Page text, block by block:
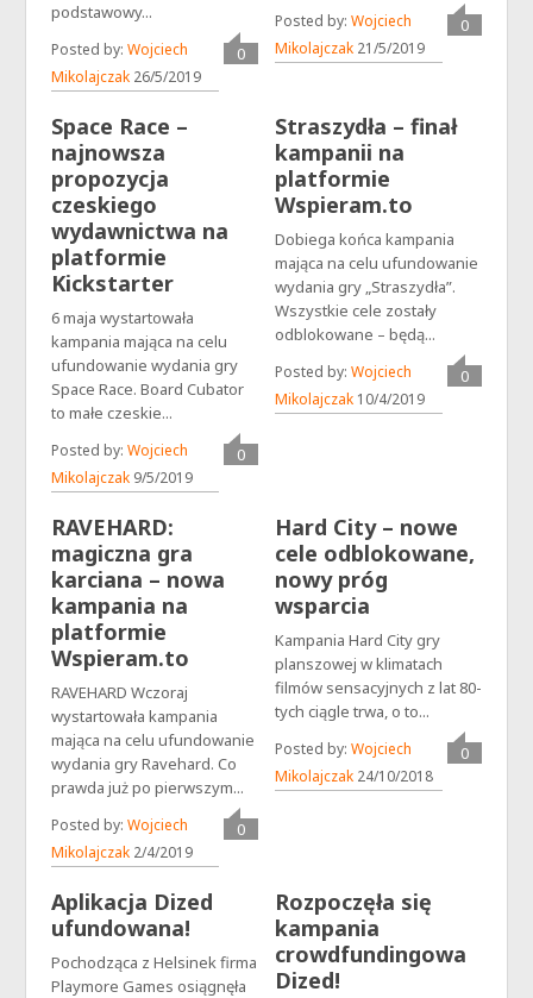
podstawowy...
Posted by: Wojciech
Mikolajczak 26/5/2019
0
Posted by:Wojciech
Mikolajczak 21/5/2019
0
Space Race –
najnowsza
propozycja
czeskiego
wydawnictwa na
platformie
Kickstarter
6 maja wystartowała
kampania mająca na celu
ufundowanie wydania gry
Space Race. Board Cubator
to małe czeskie...
Posted by: Wojciech
Mikolajczak 9/5/2019
0
Straszydła – finał
kampanii na
platformie
Wspieram.to
Dobiega końca kampania
mająca na celu ufundowanie
wydania gry „Straszydła”.
Wszystkie cele zostały
odblokowane – będą...
Posted by:Wojciech
Mikolajczak 10/4/2019
0
RAVEHARD:
magiczna gra
karciana – nowa
kampania na
platformie
Wspieram.to
RAVEHARD Wczoraj
wystartowała kampania
mająca na celu ufundowanie
wydania gry Ravehard. Co
prawda już po pierwszym...
Posted by: Wojciech
Mikolajczak 2/4/2019
0
Hard City – nowe
cele odblokowane,
nowy próg
wsparcia
Kampania Hard City gry
planszowej w klimatach
filmów sensacyjnych z lat 80-
tych ciągle trwa, o to...
Posted by:Wojciech
Mikolajczak 24/10/2018
0
Aplikacja Dized
ufundowana!
Pochodząca z Helsinek firma
Playmore Games osiągnęła
Rozpoczęła się
kampania
crowdfundingowa
Dized!